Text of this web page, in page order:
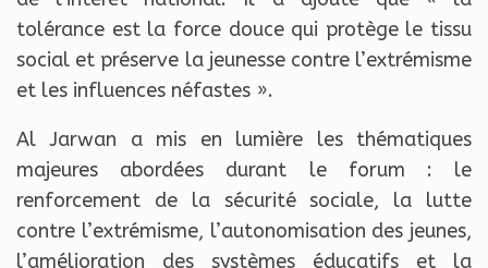
tolérance est la force douce qui protège le tissu
social et préserve la jeunesse contre l’extrémisme
et les influences néfastes ».
Al Jarwan a mis en lumière les thématiques
majeures abordées durant le forum : le
renforcement de la sécurité sociale, la lutte
contre l’extrémisme, l’autonomisation des jeunes,
l’amélioration des systèmes éducatifs et la